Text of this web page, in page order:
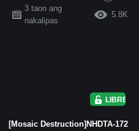
3 taon ang
nakalipas
5.8K
LIBRE
[Mosaic Destruction]NHDTA-172